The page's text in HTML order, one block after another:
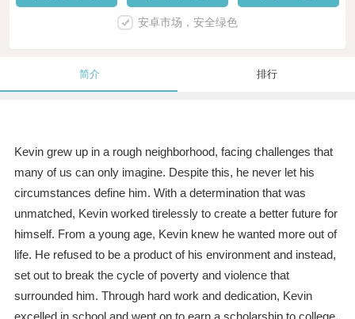
安卓市场，安全绿色
简介 排行
Kevin grew up in a rough neighborhood, facing challenges that
many of us can only imagine. Despite this, he never let his
circumstances define him. With a determination that was
unmatched, Kevin worked tirelessly to create a better future for
himself. From a young age, Kevin knew he wanted more out of
life. He refused to be a product of his environment and instead,
set out to break the cycle of poverty and violence that
surrounded him. Through hard work and dedication, Kevin